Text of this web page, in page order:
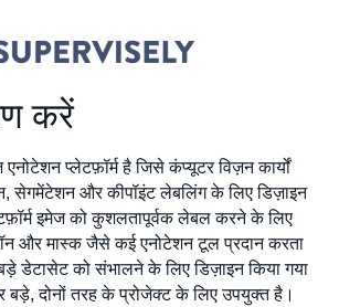
करें
प्लेटफ़ॉर्म है जिसे कंप्यूटर विज़न कार्यों
सेगमेंटेशन और कीपॉइंट लेबलिंग के लिए डिज़ाइन
इमेज को कुशलतापूर्वक लेबल करने के लिए
और मास्क जैसे कई एनोटेशन टूल प्रदान करता
डेटासेट को संभालने के लिए डिज़ाइन किया गया
दोनों तरह के प्रोजेक्ट के लिए उपयुक्त है।